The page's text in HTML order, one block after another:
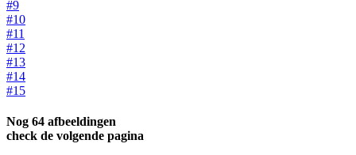
#9
#10
#11
#12
#13
#14
#15
Nog 64 afbeeldingen
check de volgende pagina